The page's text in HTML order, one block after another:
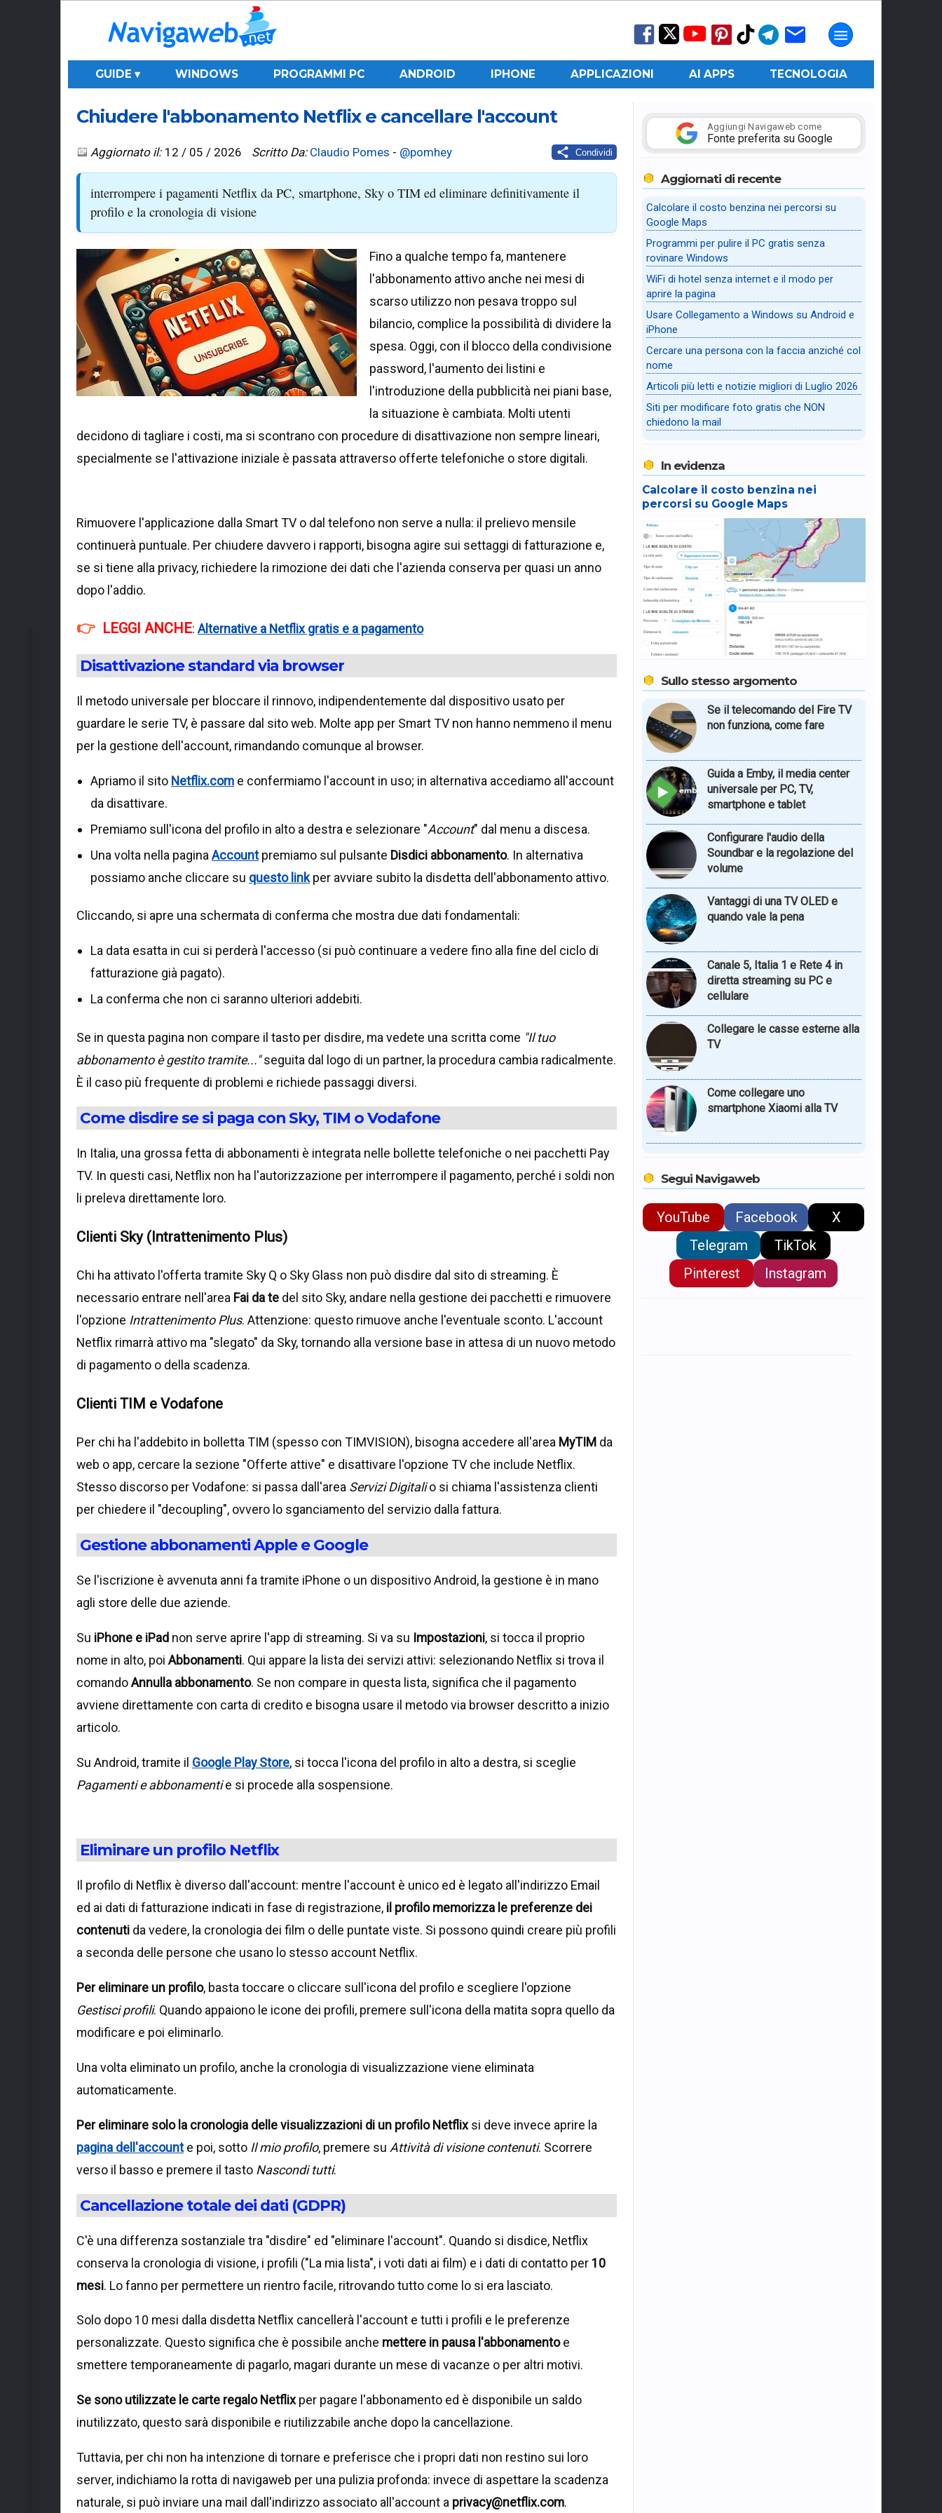
GUIDE ▾ WINDOWS PROGRAMMI PC ANDROID IPHONE APPLICAZIONI AI APPS TECNOLOGIA
Chiudere l'abbonamento Netflix e cancellare l'account
Condividi
Aggiornato il: 12 / 05 / 2026 Scritto Da: Claudio Pomes - @pomhey
interrompere i pagamenti Netflix da PC, smartphone, Sky o TIM ed eliminare definitivamente il
profilo e la cronologia di visione
Fino a qualche tempo fa, mantenere
l'abbonamento attivo anche nei mesi di
scarso utilizzo non pesava troppo sul
bilancio, complice la possibilità di dividere la
spesa. Oggi, con il blocco della condivisione
password, l'aumento dei listini e
l'introduzione della pubblicità nei piani base,
la situazione è cambiata. Molti utenti
decidono di tagliare i costi, ma si scontrano con procedure di disattivazione non sempre lineari,
specialmente se l'attivazione iniziale è passata attraverso offerte telefoniche o store digitali.
Rimuovere l'applicazione dalla Smart TV o dal telefono non serve a nulla: il prelievo mensile
continuerà puntuale. Per chiudere davvero i rapporti, bisogna agire sui settaggi di fatturazione e,
se si tiene alla privacy, richiedere la rimozione dei dati che l'azienda conserva per quasi un anno
dopo l'addio.
LEGGI ANCHE: Alternative a Netflix gratis e a pagamento
Disattivazione standard via browser
Il metodo universale per bloccare il rinnovo, indipendentemente dal dispositivo usato per
guardare le serie TV, è passare dal sito web. Molte app per Smart TV non hanno nemmeno il menu
per la gestione dell'account, rimandando comunque al browser.
Apriamo il sito Netflix.com e confermiamo l'account in uso; in alternativa accediamo all'account
da disattivare.
Premiamo sull'icona del profilo in alto a destra e selezionare "Account" dal menu a discesa.
Una volta nella pagina Accountpremiamo sul pulsante Disdici abbonamento. In alternativa
possiamo anche cliccare su questo linkper avviare subito la disdetta dell'abbonamento attivo.
Cliccando, si apre una schermata di conferma che mostra due dati fondamentali:
La data esatta in cui si perderà l'accesso (si può continuare a vedere fino alla fine del ciclo di
fatturazione già pagato).
La conferma che non ci saranno ulteriori addebiti.
Se in questa pagina non compare il tasto per disdire, ma vedete una scritta come "Il tuo
abbonamento è gestito tramite..."seguita dal logo di un partner, la procedura cambia radicalmente.
È il caso più frequente di problemi e richiede passaggi diversi.
Come disdire se si paga con Sky, TIM o Vodafone
In Italia, una grossa fetta di abbonamenti è integrata nelle bollette telefoniche o nei pacchetti Pay
TV. In questi casi, Netflix non ha l'autorizzazione per interrompere il pagamento, perché i soldi non
li preleva direttamente loro.
Clienti Sky (Intrattenimento Plus)
Chi ha attivato l'offerta tramite Sky Q o Sky Glass non può disdire dal sito di streaming. È
necessario entrare nell'area Fai da te del sito Sky, andare nella gestione dei pacchetti e rimuovere
l'opzione Intrattenimento Plus. Attenzione: questo rimuove anche l'eventuale sconto. L'account
Netflix rimarrà attivo ma "slegato" da Sky, tornando alla versione base in attesa di un nuovo metodo
di pagamento o della scadenza.
Clienti TIM e Vodafone
Per chi ha l'addebito in bolletta TIM (spesso con TIMVISION), bisogna accedere all'area MyTIM da
web o app, cercare la sezione "Offerte attive" e disattivare l'opzione TV che include Netflix.
Stesso discorso per Vodafone: si passa dall'area Servizi Digitalio si chiama l'assistenza clienti
per chiedere il "decoupling", ovvero lo sganciamento del servizio dalla fattura.
Gestione abbonamenti Apple e Google
Se l'iscrizione è avvenuta anni fa tramite iPhone o un dispositivo Android, la gestione è in mano
agli store delle due aziende.
Su iPhone e iPad non serve aprire l'app di streaming. Si va su Impostazioni, si tocca il proprio
nome in alto, poi Abbonamenti. Qui appare la lista dei servizi attivi: selezionando Netflix si trova il
comandoAnnulla abbonamento. Se non compare in questa lista, significa che il pagamento
avviene direttamente con carta di credito e bisogna usare il metodo via browser descritto a inizio
articolo.
Su Android, tramite il Google Play Store, si tocca l'icona del profilo in alto a destra, si sceglie
Pagamenti e abbonamentie si procede alla sospensione.
Eliminare un profilo Netflix
Il profilo di Netflix è diverso dall'account: mentre l'account è unico ed è legato all'indirizzo Email
ed ai dati di fatturazione indicati in fase di registrazione, il profilo memorizza le preferenze dei
contenuti da vedere, la cronologia dei film o delle puntate viste. Si possono quindi creare più profili
a seconda delle persone che usano lo stesso account Netflix.
Per eliminare un profilo, basta toccare o cliccare sull'icona del profilo e scegliere l'opzione
Gestisci profili. Quando appaiono le icone dei profili, premere sull'icona della matita sopra quello da
modificare e poi eliminarlo.
Una volta eliminato un profilo, anche la cronologia di visualizzazione viene eliminata
automaticamente.
Per eliminare solo la cronologia delle visualizzazioni di un profilo Netflixsi deve invece aprire la
pagina dell'accounte poi, sotto Il mio profilo, premere su Attività di visione contenuti. Scorrere
verso il basso e premere il tasto Nascondi tutti.
Cancellazione totale dei dati (GDPR)
C'è una differenza sostanziale tra "disdire" ed "eliminare l'account". Quando si disdice, Netflix
conserva la cronologia di visione, i profili ("La mia lista", i voti dati ai film) e i dati di contatto per 10
mesi. Lo fanno per permettere un rientro facile, ritrovando tutto come lo si era lasciato.
Solo dopo 10 mesi dalla disdetta Netflix cancellerà l'account e tutti i profili e le preferenze
personalizzate. Questo significa che è possibile anche mettere in pausa l'abbonamentoe
smettere temporaneamente di pagarlo, magari durante un mese di vacanze o per altri motivi.
Se sono utilizzate le carte regalo Netflixper pagare l'abbonamento ed è disponibile un saldo
inutilizzato, questo sarà disponibile e riutilizzabile anche dopo la cancellazione.
Tuttavia, per chi non ha intenzione di tornare e preferisce che i propri dati non restino sui loro
server, indichiamo la rotta di navigaweb per una pulizia profonda: invece di aspettare la scadenza
naturale, si può inviare una mail dall'indirizzo associato all'account a privacy@netflix.com.
Aggiungi Navigaweb come
Fonte preferita su Google
Aggiornati di recente
Calcolare il costo benzina nei percorsi su
Google Maps
Programmi per pulire il PC gratis senza
rovinare Windows
WiFi di hotel senza internet e il modo per
aprire la pagina
Usare Collegamento a Windows su Android e
iPhone
Cercare una persona con la faccia anziché col
nome
Articoli più letti e notizie migliori di Luglio 2026
Siti per modificare foto gratis che NON
chiedono la mail
In evidenza
Calcolare il costo benzina nei
percorsi su Google Maps
Sullo stesso argomento
Se il telecomando del Fire TV
non funziona, come fare
Guida a Emby, il media center
universale per PC, TV,
smartphone e tablet
Configurare l'audio della
Soundbar e la regolazione del
volume
Vantaggi di una TV OLED e
quando vale la pena
Canale 5, Italia 1 e Rete 4 in
diretta streaming su PC e
cellulare
Collegare le casse esterne alla
TV
Come collegare uno
smartphone Xiaomi alla TV
Segui Navigaweb
YouTube Facebook
X
Telegram
TikTok
Pinterest
Instagram